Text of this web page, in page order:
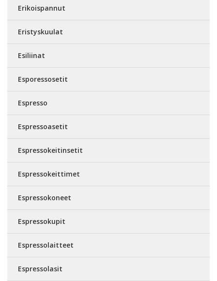
Erikoispannut
Eristyskuulat
Esiliinat
Esporessosetit
Espresso
Espressoasetit
Espressokeitinsetit
Espressokeittimet
Espressokoneet
Espressokupit
Espressolaitteet
Espressolasit